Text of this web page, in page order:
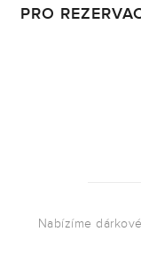
PRO
Nabízíme